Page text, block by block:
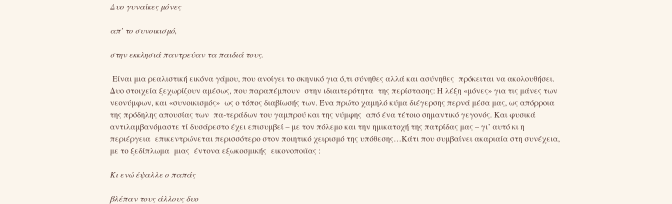
Δυο γυναίκες μόνες
απ’ το συνοικισμό,
στην εκκλησιά παντρεύαν τα παιδιά τους.
Είναι μια ρεαλιστική εικόνα γάμου, που ανοίγει το σκηνικό για ό,τι σύνηθες αλλά και ασύνηθες πρόκειται να ακολουθήσει.
Δυο στοιχεία ξεχωρίζουν αμέσως, που παραπέμπουν στην ιδιαιτερότητα της περίστασης: Η λέξη «μόνες» για τις μάνες των
νεονύμφων, και «συνοικισμός» ως ο τόπος διαβίωσής των. Ένα πρώτο χαμηλό κύμα διέγερσης περνά μέσα μας, ως απόρροια
της πρόδηλης απουσίας των πα-τεράδων του γαμπρού και της νύμφης από ένα τέτοιο σημαντικό γεγονός. Και φυσικά
αντιλαμβανόμαστε τί δυσάρεστο έχει επισυμβεί – με τον πόλεμο και την ημικατοχή της πατρίδας μας – γι’ αυτό κι η
περιέργεια επικεντρώνεται περισσότερο στον ποιητικό χειρισμό της υπόθεσης…Κάτι που συμβαίνει ακαριαία στη συνέχεια,
με το ξεδίπλωμα μιας έντονα εξωκοσμικής εικονοποιϊας :
Κι ενώ έψαλλε ο παπάς
βλέπαν τους άλλους δυο